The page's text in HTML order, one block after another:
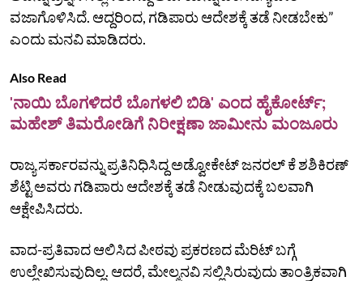
ವಜಾಗೊಳಿಸಿದೆ. ಆದ್ದರಿಂದ, ಗಡಿಪಾರು ಆದೇಶಕ್ಕೆ ತಡೆ ನೀಡಬೇಕು”
ಎಂದು ಮನವಿ ಮಾಡಿದರು.
Also Read
'ನಾಯಿ ಬೊಗಳಿದರೆ ಬೊಗಳಲಿ ಬಿಡಿ' ಎಂದ ಹೈಕೋರ್ಟ್‌;
ಮಹೇಶ್‌ ತಿಮರೋಡಿಗೆ ನಿರೀಕ್ಷಣಾ ಜಾಮೀನು ಮಂಜೂರು
ರಾಜ್ಯ ಸರ್ಕಾರವನ್ನು ಪ್ರತಿನಿಧಿಸಿದ್ದ ಅಡ್ವೋಕೇಟ್ ಜನರಲ್ ಕೆ ಶಶಿಕಿರಣ್‌
ಶೆಟ್ಟಿ ಅವರು ಗಡಿಪಾರು ಆದೇಶಕ್ಕೆ ತಡೆ ನೀಡುವುದಕ್ಕೆ ಬಲವಾಗಿ
ಆಕ್ಷೇಪಿಸಿದರು.
ವಾದ-ಪ್ರತಿವಾದ ಆಲಿಸಿದ ಪೀಠವು ಪ್ರಕರಣದ ಮೆರಿಟ್ ಬಗ್ಗೆ
ಉಲ್ಲೇಖಿಸುವುದಿಲ್ಲ. ಆದರೆ, ಮೇಲ್ಮನವಿ ಸಲ್ಲಿಸಿರುವುದು ತಾಂತ್ರಿಕವಾಗಿ